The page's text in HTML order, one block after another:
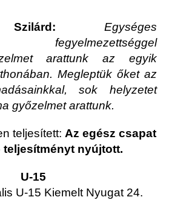
Egységes
fegyelmezettséggel
arattunk az egyik
Megleptük őket az
sok helyzetet
győzelmet arattunk.
teljesített: Az egész csapat
teljesítményt nyújtott.
U-15
U-15 Kiemelt Nyugat 24.